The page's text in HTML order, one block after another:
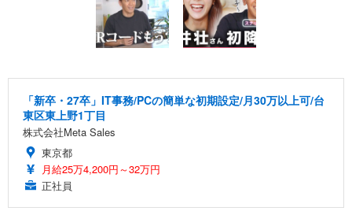
「新卒・27卒」IT事務/PCの簡単な初期設定/月30万以上可/台
東区東上野1丁目
株式会社Meta Sales
東京都
月給25万4,200円～32万円
正社員